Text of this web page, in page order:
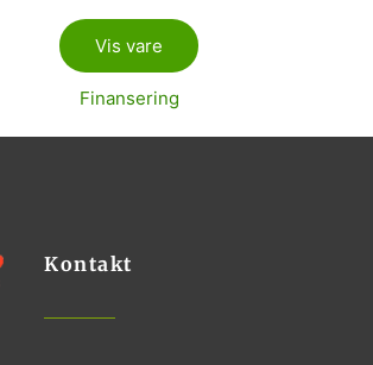
Vis vare
Finansering
Kontakt